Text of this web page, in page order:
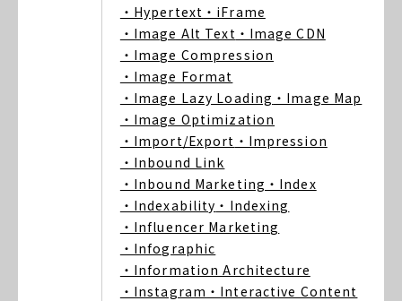
・Hypertext ・iFrame
・Image Alt Text ・Image CDN
・Image Compression
・Image Format
・Image Lazy Loading ・Image Map
・Image Optimization
・Import/Export ・Impression
・Inbound Link
・Inbound Marketing ・Index
・Indexability ・Indexing
・Influencer Marketing
・Infographic
・Information Architecture
・Instagram ・Interactive Content